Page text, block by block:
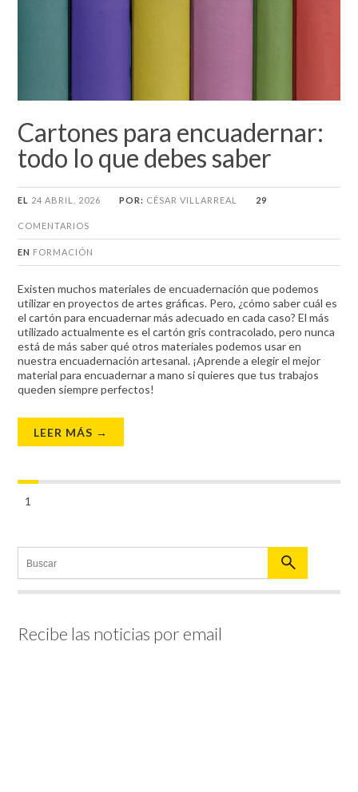
Cartones para encuadernar:
todo lo que debes saber
EL 24 ABRIL, 2026 POR: CÉSAR VILLARREAL 29
COMENTARIOS
EN FORMACIÓN
Existen muchos materiales de encuadernación que podemos
utilizar en proyectos de artes gráficas. Pero, ¿cómo saber cuál es
el cartón para encuadernar más adecuado en cada caso? El más
utilizado actualmente es el cartón gris contracolado, pero nunca
está de más saber qué otros materiales podemos usar en
nuestra encuadernación artesanal. ¡Aprende a elegir el mejor
material para encuadernar a mano si quieres que tus trabajos
queden siempre perfectos!
LEER MÁS →
1
Recibe las noticias por email